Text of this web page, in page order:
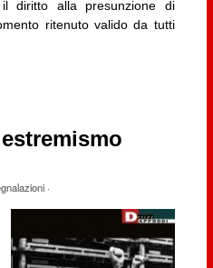
diritto alla presunzione di
ritenuto valido da tutti
·